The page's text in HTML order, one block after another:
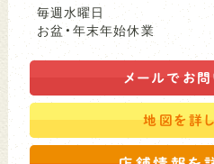
毎週水曜日
お盆・年末年始休業
メールで お
地図を詳